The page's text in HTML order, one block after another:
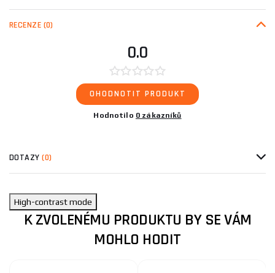
RECENZE (0)
0.0
OHODNOTIT PRODUKT
Hodnotilo 0 zákazníků
DOTAZY(0)
High-contrast mode
K ZVOLENÉMU PRODUKTU BY SE VÁM
MOHLO HODIT